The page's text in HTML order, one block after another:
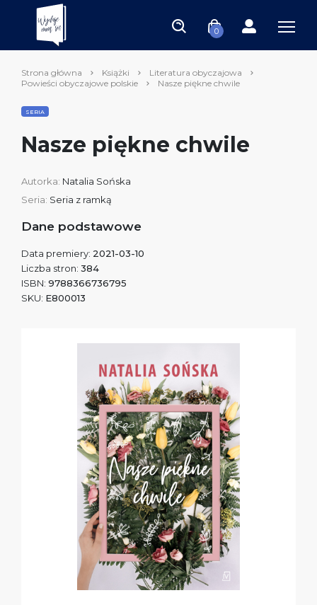
0
Strona główna Książki
Literatura obyczajowa
Powieści obyczajowe polskie
Nasze piękne chwile
SERIA
Nasze piękne chwile
Autorka: Natalia Sońska
Seria: Seria z ramką
Dane podstawowe
Data premiery: 2021-03-10
Liczba stron: 384
ISBN: 9788366736795
SKU: E800013